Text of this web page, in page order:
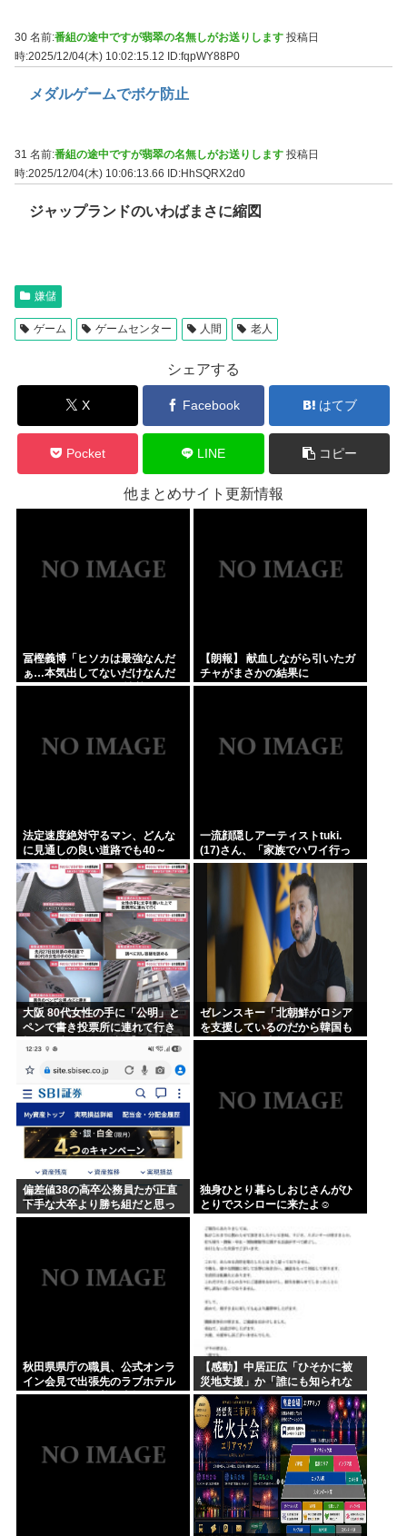
30 名前:番組の途中ですが翡翠の名無しがお送りします 投稿日
時:2025/12/04(木) 10:02:15.12
ID:fqpWY88P0
メダルゲームでボケ防止
31 名前:番組の途中ですが翡翠の名無しがお送りします 投稿日
時:2025/12/04(木) 10:06:13.66 ID:HhSQRX2d0
ジャップランドのいわばまさに縮図
嫌儲
ゲーム ゲームセンター 人間 老人
シェアする
X Facebook はてブ
Pocket LINE コピー
他まとめサイト更新情報
冨樫義博「ヒソカは最強なんだ
ぁ…本気出してないだけなんだ
ぁ…」 こいつのこの情熱なんな
【朗報】 献血しながら引いたガ
チャがまさかの結果に
法定速度絶対守るマン、どんな
に見通しの良い道路でも40～
60km以上出さない
一流顔隠しアーティストtuki.
(17)さん、「家族でハワイ行っ
てきたw」 自己顕示欲がどんど
ん抑えられなくなる
大阪 80代女性の手に「公明」と
ペンで書き投票所に連れて行き
場】
ゼレンスキー「北朝鮮がロシア
を支援しているのだから韓国も
ウクライナを支援しろ」
偏差値38の高卒公務員たが正直
下手な大卒より勝ち組だと思っ
てる
独身ひとり暮らしおじさんがひ
とりでスシローに来たよ☺
秋田県県庁の職員、公式オンラ
イン会見で出張先のラブホテル
でバスローブを着て喫煙しなが
【感動】中居正広「ひそかに被
災地支援」か「誰にも知られな
くていい」